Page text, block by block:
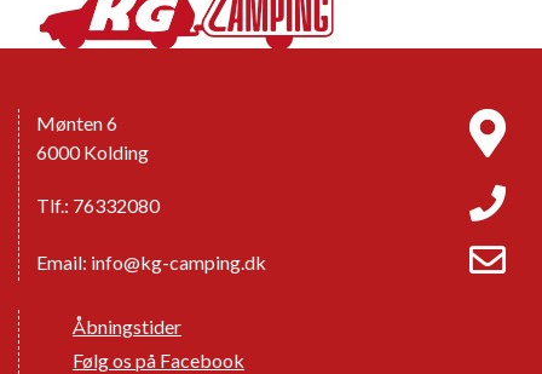
Mønten 6
6000 Kolding
Tlf.: 76332080
Email: info@kg-camping.dk
Åbningstider
Følg os på Facebook